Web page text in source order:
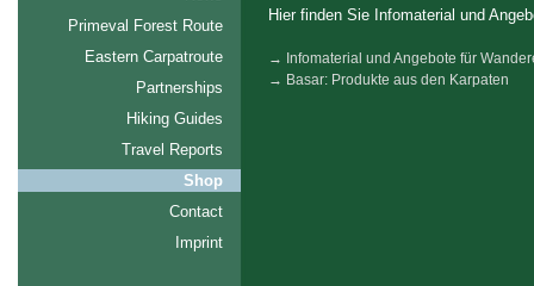
Primeval Forest Route
Eastern Carpatroute
Partnerships
Hiking Guides
Travel Reports
Shop
Contact
Imprint
Hier finden Sie Infomaterial und
→ Infomaterial und Angebote für
→ Basar: Produkte aus den Karpaten